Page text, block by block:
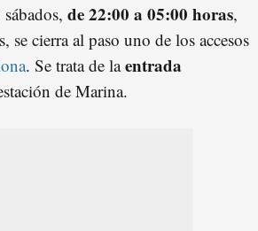
de 22:00 a 05:00 horas,
se cierra al paso uno de los accesos
. Se trata de laentrada
de Marina.